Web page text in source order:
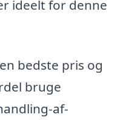
ideelt for denne
bedste pris og
bruge
af-